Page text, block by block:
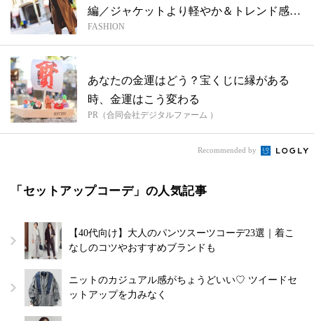
編／ジャケットより軽やか＆トレンド感あ
り...
FASHION
あなたの金運はどう？宝くじに縁がある
時、金運はこう変わる
PR（合同会社デジタルファーム ）
Recommended by
「セットアップコーデ」の人気記事
【40代向け】大人のパンツスーツコーデ23選｜着こ
なしのコツやおすすめブランドも
ニットのカジュアル感がちょうどいい♡ ツイードセ
ットアップを力みなく